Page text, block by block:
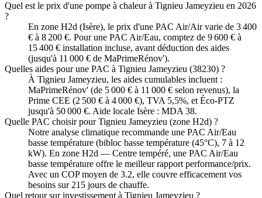
Quel est le prix d'une pompe à chaleur à Tignieu Jameyzieu en 2026
?
En zone H2d (Isère), le prix d'une PAC Air/Air varie de 3 400
€ à 8 200 €. Pour une PAC Air/Eau, comptez de 9 600 € à
15 400 € installation incluse, avant déduction des aides
(jusqu'à 11 000 € de MaPrimeRénov').
Quelles aides pour une PAC à Tignieu Jameyzieu (38230) ?
À Tignieu Jameyzieu, les aides cumulables incluent :
MaPrimeRénov' (de 5 000 € à 11 000 € selon revenus), la
Prime CEE (2 500 € à 4 000 €), TVA 5,5%, et Éco-PTZ
jusqu'à 50 000 €. Aide locale Isère : MDA 38.
Quelle PAC choisir pour Tignieu Jameyzieu (zone H2d) ?
Notre analyse climatique recommande une PAC Air/Eau
basse température (bibloc basse température (45°C), 7 à 12
kW). En zone H2d — Centre tempéré, une PAC Air/Eau
basse température offre le meilleur rapport performance/prix.
Avec un COP moyen de 3.2, elle couvre efficacement vos
besoins sur 215 jours de chauffe.
Quel retour sur investissement à Tignieu Jameyzieu ?